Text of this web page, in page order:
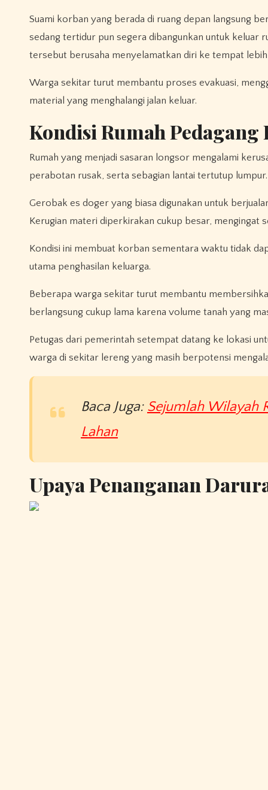
Suami korban yang berada di ruang depan langsung
sedang tertidur pun segera dibangunkan untuk keluar
tersebut berusaha menyelamatkan diri ke tempat lebih
Warga sekitar turut membantu proses evakuasi,
material yang menghalangi jalan keluar.
Kondisi Rumah Pedagang
Rumah yang menjadi sasaran longsor mengalami
perabotan rusak, serta sebagian lantai tertutup lumpur.
Gerobak es doger yang biasa digunakan untuk
Kerugian materi diperkirakan cukup besar, mengingat
Kondisi ini membuat korban sementara waktu tidak
utama penghasilan keluarga.
Beberapa warga sekitar turut membantu
berlangsung cukup lama karena volume tanah yang
Petugas dari pemerintah setempat datang ke lokasi
warga di sekitar lereng yang masih berpotensi
Baca Juga: Sejumlah Wilayah
Lahan
Upaya Penanganan